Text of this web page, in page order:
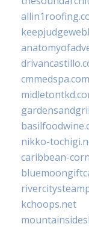
cmmedspa.com
nikko-
caribbean-
kchoops.net